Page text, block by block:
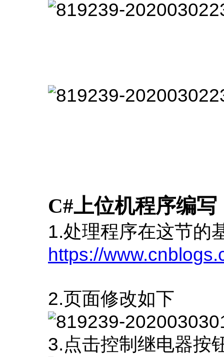
C#上位机程序编写
1.处理程序在这节的
https://
2.页面修改如下
3.点击控制继电器按